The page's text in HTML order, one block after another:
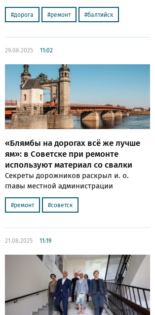
дорога ремонт балтийск
29.08.2025 11:02
«Блямбы на дорогах всё же лучше
ям»: в Советске при ремонте
используют материал со свалки
Секреты дорожников раскрыл и. о.
главы местной администрации
ремонт советск
21.08.2025 11:19